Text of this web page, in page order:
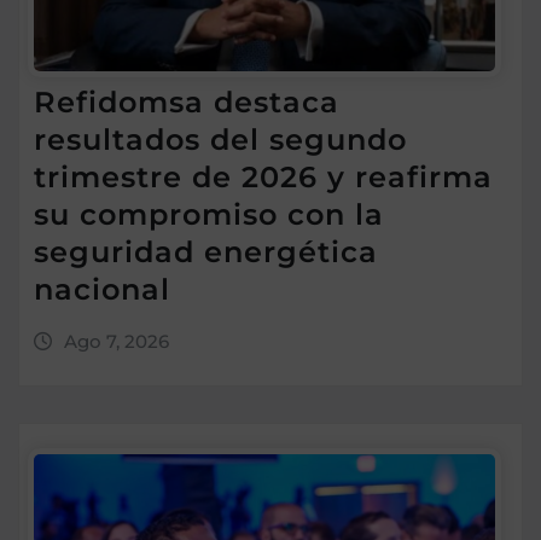
Refidomsa destaca
resultados del segundo
trimestre de 2026 y reafirma
su compromiso con la
seguridad energética
nacional
Ago 7, 2026